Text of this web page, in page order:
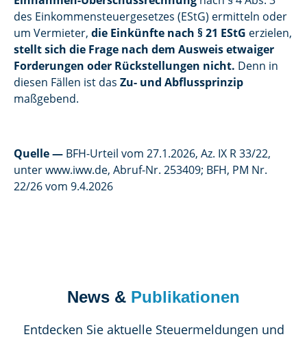
des Einkommensteuergesetzes (EStG) ermitteln oder
um Vermieter, die Einkünfte nach § 21 EStG erzielen,
stellt sich die Frage nach dem Ausweis etwaiger
Forderungen oder Rückstellungen nicht. Denn in
diesen Fällen ist das Zu- und Abflussprinzip
maßgebend.
Quelle— BFH-Urteil vom 27.1.2026, Az. IX R 33/22,
unter www.iww.de, Abruf-Nr. 253409; BFH, PM Nr.
22/26 vom 9.4.2026
News & Publikationen
Entdecken Sie aktuelle Steuermeldungen und